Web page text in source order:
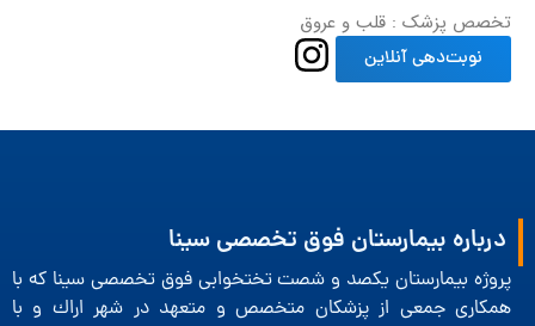
تخصص پزشک : قلب و عروق
نوبت‌دهی آنلاین
درباره بیمارستان فوق تخصصی سینا
پروژه بیمارستان یكصد و شصت تختخوابی فوق تخصصی سینا كه با
همكاری جمعی از پزشكان متخصص و متعهد در شهر اراك و با